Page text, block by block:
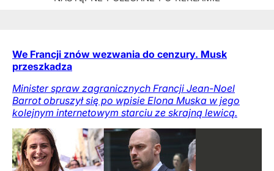
We Francji znów wezwania do cenzury. Musk
przeszkadza
Minister spraw zagranicznych Francji Jean-Noel
Barrot obruszył się po wpisie Elona Muska w jego
kolejnym internetowym starciu ze skrajną lewicą.